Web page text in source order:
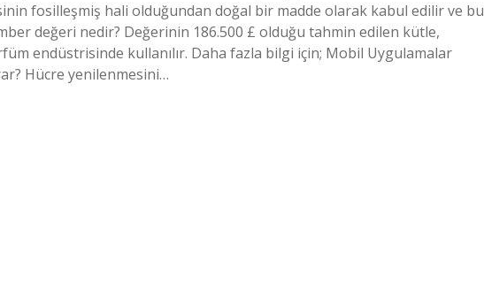
fosilleşmiş hali olduğundan doğal bir madde olarak kabul edilir ve bu
değeri nedir? Değerinin 186.500 £ olduğu tahmin edilen kütle,
endüstrisinde kullanılır. Daha fazla bilgi için; Mobil Uygulamalar
Hücre yenilenmesini…